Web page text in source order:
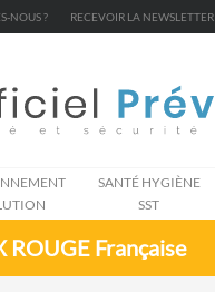
NOUS ? RECEVOIR LA NEWSLETTER
SANTÉ HYGIÈNE
SST
ROUGE Française